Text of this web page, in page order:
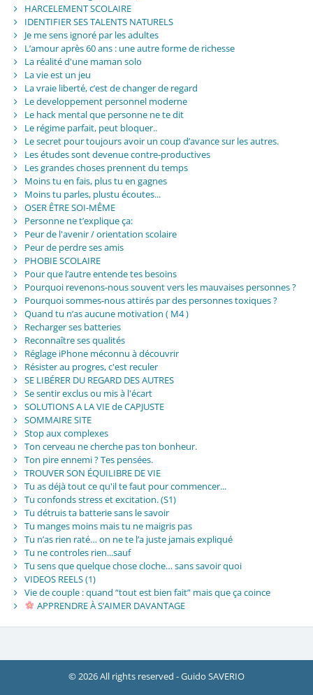
HARCELEMENT SCOLAIRE
IDENTIFIER SES TALENTS NATURELS
Je me sens ignoré par les adultes
L’amour après 60 ans : une autre forme de richesse
La réalité d'une maman solo
La vie est un jeu
La vraie liberté, c’est de changer de regard
Le developpement personnel moderne
Le hack mental que personne ne te dit
Le régime parfait, peut bloquer..
Le secret pour toujours avoir un coup d’avance sur les autres.
Les études sont devenue contre-productives
Les grandes choses prennent du temps
Moins tu en fais, plus tu en gagnes
Moins tu parles, plustu écoutes...
OSER ÊTRE SOI-MÊME
Personne ne t’explique ça:
Peur de l'avenir / orientation scolaire
Peur de perdre ses amis
PHOBIE SCOLAIRE
Pour que l’autre entende tes besoins
Pourquoi revenons-nous souvent vers les mauvaises personnes ?
Pourquoi sommes-nous attirés par des personnes toxiques ?
Quand tu n’as aucune motivation ( M4 )
Recharger ses batteries
Reconnaître ses qualités
Réglage iPhone méconnu à découvrir
Résister au progres, c'est reculer
SE LIBÉRER DU REGARD DES AUTRES
Se sentir exclus ou mis à l'écart
SOLUTIONS A LA VIE de CAPJUSTE
SOMMAIRE SITE
Stop aux complexes
Ton cerveau ne cherche pas ton bonheur.
Ton pire ennemi ? Tes pensées.
TROUVER SON ÉQUILIBRE DE VIE
Tu as déjà tout ce qu'il te faut pour commencer...
Tu confonds stress et excitation. (S1)
Tu détruis ta batterie sans le savoir
Tu manges moins mais tu ne maigris pas
Tu n’as rien raté… on ne te l’a juste jamais expliqué
Tu ne controles rien...sauf
Tu sens que quelque chose cloche… sans savoir quoi
VIDEOS REELS (1)
Vie de couple : quand “tout est bien fait” mais que ça coince
APPRENDRE À S’AIMER DAVANTAGE
© 2026 All rights reserved - Guido SAVERIO